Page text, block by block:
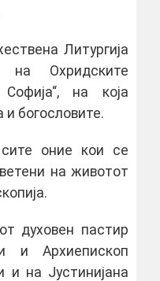
Литургија
Охридските
на која
и богословите.
оние кои се
на животот
духовен пастир
и Архиепископ
и на Јустинијана